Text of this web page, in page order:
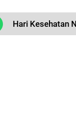
Hari Kesehatan